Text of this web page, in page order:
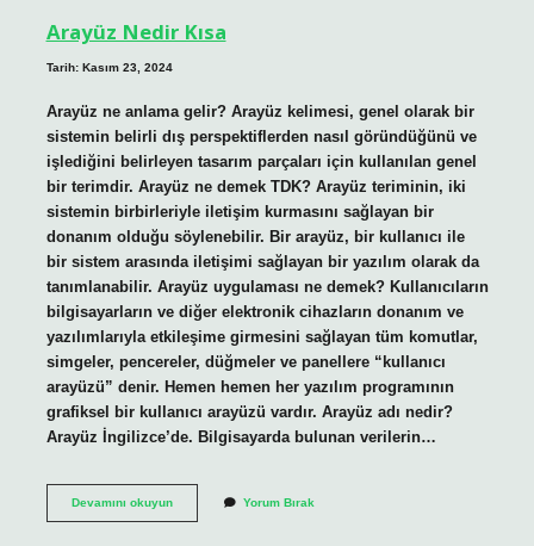
Arayüz Nedir Kısa
Tarih: Kasım 23, 2024
Arayüz ne anlama gelir? Arayüz kelimesi, genel olarak bir
sistemin belirli dış perspektiflerden nasıl göründüğünü ve
işlediğini belirleyen tasarım parçaları için kullanılan genel
bir terimdir. Arayüz ne demek TDK? Arayüz teriminin, iki
sistemin birbirleriyle iletişim kurmasını sağlayan bir
donanım olduğu söylenebilir. Bir arayüz, bir kullanıcı ile
bir sistem arasında iletişimi sağlayan bir yazılım olarak da
tanımlanabilir. Arayüz uygulaması ne demek? Kullanıcıların
bilgisayarların ve diğer elektronik cihazların donanım ve
yazılımlarıyla etkileşime girmesini sağlayan tüm komutlar,
simgeler, pencereler, düğmeler ve panellere “kullanıcı
arayüzü” denir. Hemen hemen her yazılım programının
grafiksel bir kullanıcı arayüzü vardır. Arayüz adı nedir?
Arayüz İngilizce’de. Bilgisayarda bulunan verilerin…
Devamını okuyunArayüz
Yorum Bırak